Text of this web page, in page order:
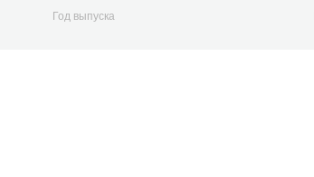
Год выпуска